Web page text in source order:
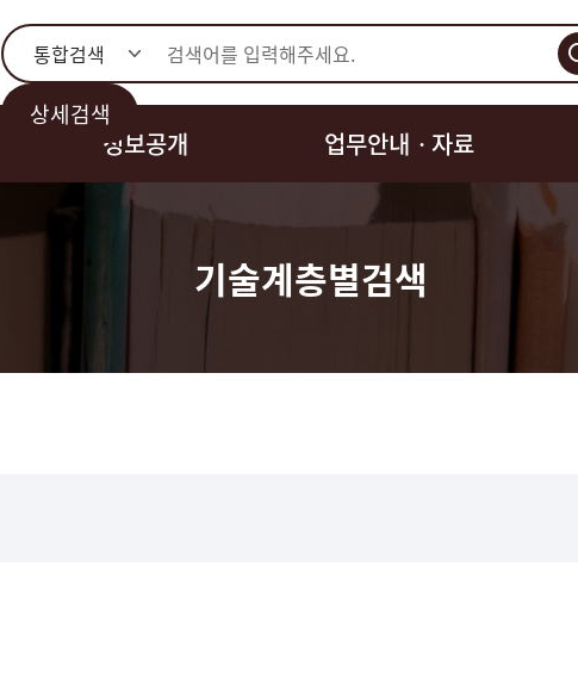
통합검색
상세검색
정보공개 업무안내ㆍ자료
기술계층별검색